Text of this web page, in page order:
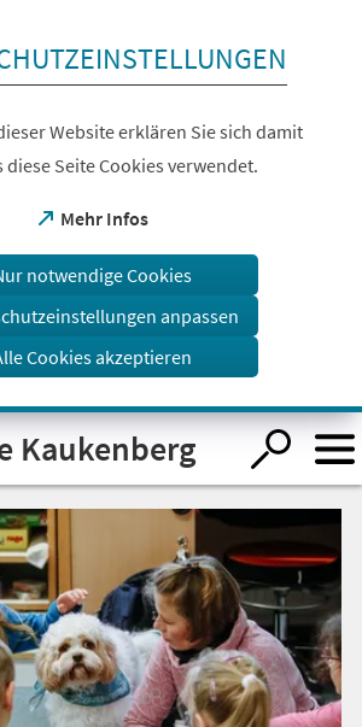
Website erklären Sie sich damit
Seite Cookies verwendet.
Mehr Infos
(Öffnet
einem
Tab)
notwendige Cookies
anpassen
Cookies akzeptieren
Kaukenberg